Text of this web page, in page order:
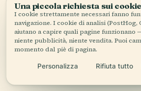
Una piccola richiesta sui
I cookie strettamente necessari fanno
navigazione. I cookie di analisi
aiutano a capire quali pagine funzionano
niente pubblicità, niente vendita. Puoi
momento dal piè di pagina.
Personalizza Rifiuta tutto